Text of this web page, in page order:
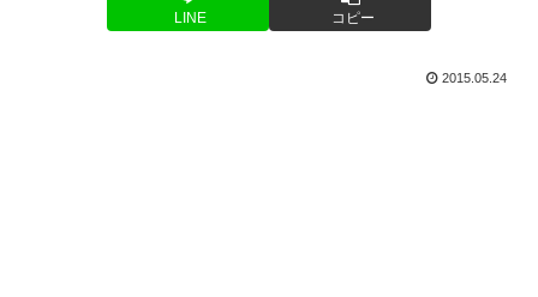
LINE コピー
2015.05.24